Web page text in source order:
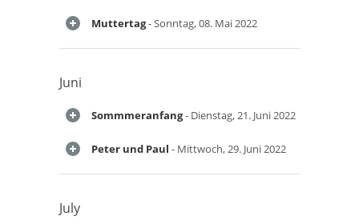
Muttertag- Sonntag, 08. Mai 2022
Juni
Sommmeranfang- Dienstag, 21. Juni 2022
Peter und Paul - Mittwoch, 29. Juni 2022
July